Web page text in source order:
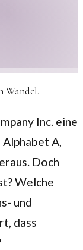
Wandel.
Inc. eine
A,
Doch
Welche
und
dass